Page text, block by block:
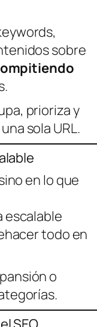
sobre
prioriza y
sola URL.
en lo que
escalable
todo en
o